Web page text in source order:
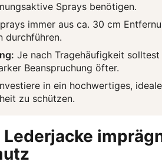
Sprays benötigen.
immer aus ca. 30 cm
durchführen.
Je nach Tragehäufigkeit
Beanspruchung öfter.
in ein hochwertiges,
zu schützen.
Lederjacke